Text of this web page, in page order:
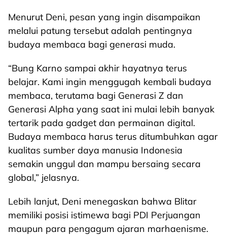
Menurut Deni, pesan yang ingin disampaikan
melalui patung tersebut adalah pentingnya
budaya membaca bagi generasi muda.
“Bung Karno sampai akhir hayatnya terus
belajar. Kami ingin menggugah kembali budaya
membaca, terutama bagi Generasi Z dan
Generasi Alpha yang saat ini mulai lebih banyak
tertarik pada gadget dan permainan digital.
Budaya membaca harus terus ditumbuhkan agar
kualitas sumber daya manusia Indonesia
semakin unggul dan mampu bersaing secara
global,” jelasnya.
Lebih lanjut, Deni menegaskan bahwa Blitar
memiliki posisi istimewa bagi PDI Perjuangan
maupun para pengagum ajaran marhaenisme.